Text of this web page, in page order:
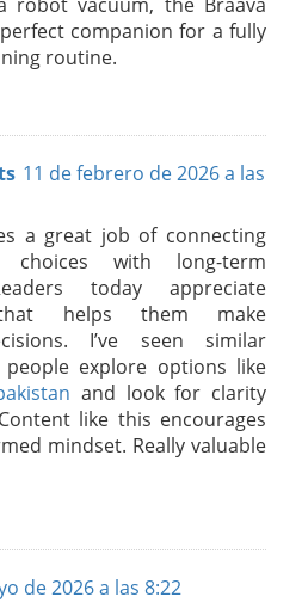
companion for a fully
routine.
11 de febrero de 2026 a las
a great job of connecting
choices with long-term
today appreciate
helps them make
I’ve seen similar
explore options like
and look for clarity
like this encourages
mindset. Really valuable
de 2026 a las 8:22